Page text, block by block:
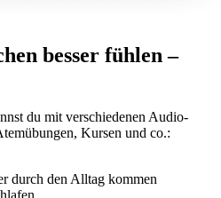
besser fühlen –
du mit verschiedenen Audio-
Kursen und co.:
durch den Alltag kommen